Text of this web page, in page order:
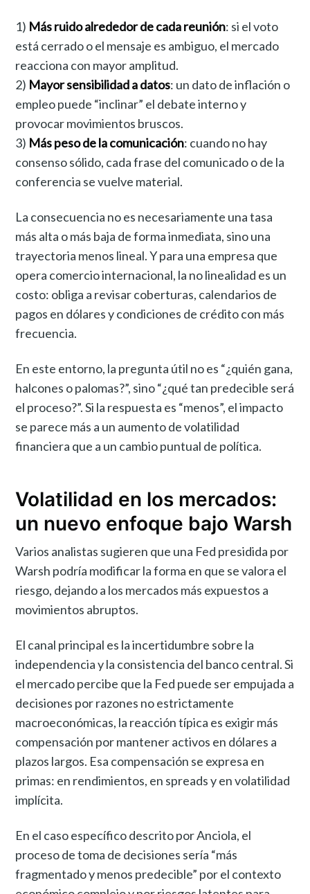
1) Más ruido alrededor de cada reunión: si el voto
está cerrado o el mensaje es ambiguo, el mercado
reacciona con mayor amplitud.
2) Mayor sensibilidad a datos: un dato de inflación o
empleo puede “inclinar” el debate interno y
provocar movimientos bruscos.
3) Más peso de la comunicación: cuando no hay
consenso sólido, cada frase del comunicado o de la
conferencia se vuelve material.
La consecuencia no es necesariamente una tasa
más alta o más baja de forma inmediata, sino una
trayectoria menos lineal. Y para una empresa que
opera comercio internacional, la no linealidad es un
costo: obliga a revisar coberturas, calendarios de
pagos en dólares y condiciones de crédito con más
frecuencia.
En este entorno, la pregunta útil no es “¿quién gana,
halcones o palomas?”, sino “¿qué tan predecible será
el proceso?”. Si la respuesta es “menos”, el impacto
se parece más a un aumento de volatilidad
financiera que a un cambio puntual de política.
Volatilidad en los mercados:
un nuevo enfoque bajo Warsh
Varios analistas sugieren que una Fed presidida por
Warsh podría modificar la forma en que se valora el
riesgo, dejando a los mercados más expuestos a
movimientos abruptos.
El canal principal es la incertidumbre sobre la
independencia y la consistencia del banco central. Si
el mercado percibe que la Fed puede ser empujada a
decisiones por razones no estrictamente
macroeconómicas, la reacción típica es exigir más
compensación por mantener activos en dólares a
plazos largos. Esa compensación se expresa en
primas: en rendimientos, en spreads y en volatilidad
implícita.
En el caso específico descrito por Anciola, el
proceso de toma de decisiones sería “más
fragmentado y menos predecible” por el contexto